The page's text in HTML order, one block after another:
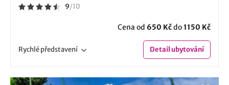
9/10
Cena od 650 Kčdo1150 Kč
Rychlépředstavení Detailubytování